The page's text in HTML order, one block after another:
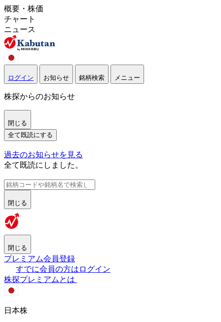
概要・株価
チャート
ニュース
ログイン お知らせ 銘柄検索 メニュー
株探からのお知らせ
閉じる
全て既読にする
過去のお知らせを見る
全て既読にしました。
閉じる
閉じる
プレミアム会員登録
すでに会員の方はログイン
株探プレミアムとは
日本株